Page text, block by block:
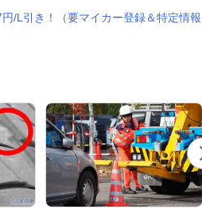
/L引き！（要マイカー登録＆特定情報